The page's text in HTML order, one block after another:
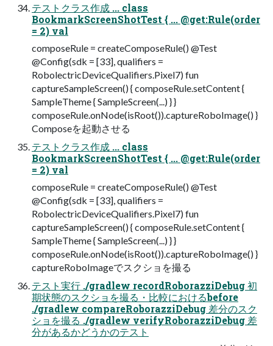
テストクラス作成 ... class
BookmarkScreenShotTest { ... @get:Rule(order
= 2) val
composeRule = createComposeRule() @Test
@Config(sdk = [33], qualifiers =
RobolectricDeviceQualifiers.Pixel7) fun
captureSampleScreen() { composeRule.setContent {
SampleTheme { SampleScreen(...) } }
composeRule.onNode(isRoot()).captureRoboImage() }
Composeを起動させる
テストクラス作成 ... class
BookmarkScreenShotTest { ... @get:Rule(order
= 2) val
composeRule = createComposeRule() @Test
@Config(sdk = [33], qualifiers =
RobolectricDeviceQualifiers.Pixel7) fun
captureSampleScreen() { composeRule.setContent {
SampleTheme { SampleScreen(...) } }
composeRule.onNode(isRoot()).captureRoboImage() }
captureRoboImageでスクショを撮る
テスト実行 ./gradlew recordRoborazziDebug 初
期状態のスクショを撮る・比較におけるbefore
./gradlew compareRoborazziDebug 差分のスク
ショを撮る ./gradlew verifyRoborazziDebug 差
分があるかどうかのテスト